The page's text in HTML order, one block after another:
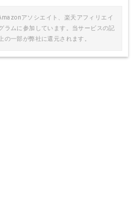
アソシエイト、楽天アフィリエイ
ラムに参加しています。当サービスの記
一部が弊社に還元されます。